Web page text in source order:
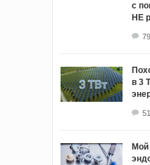
с
НЕ
79
в 3
51